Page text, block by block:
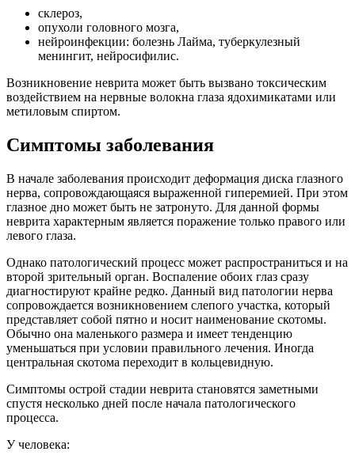
склероз,
опухоли головного мозга,
нейроинфекции: болезнь Лайма, туберкулезный
менингит, нейросифилис.
Возникновение неврита может быть вызвано токсическим
воздействием на нервные волокна глаза ядохимикатами или
метиловым спиртом.
Симптомы заболевания
В начале заболевания происходит деформация диска глазного
нерва, сопровождающаяся выраженной гиперемией. При этом
глазное дно может быть не затронуто. Для данной формы
неврита характерным является поражение только правого или
левого глаза.
Однако патологический процесс может распространиться и на
второй зрительный орган. Воспаление обоих глаз сразу
диагностируют крайне редко. Данный вид патологии нерва
сопровождается возникновением слепого участка, который
представляет собой пятно и носит наименование скотомы.
Обычно она маленького размера и имеет тенденцию
уменьшаться при условии правильного лечения. Иногда
центральная скотома переходит в кольцевидную.
Симптомы острой стадии неврита становятся заметными
спустя несколько дней после начала патологического
процесса.
У человека: